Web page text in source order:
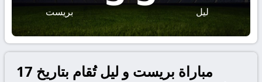
بريست ليل
مباراة بريست و ليل تُقام بتاريخ 17